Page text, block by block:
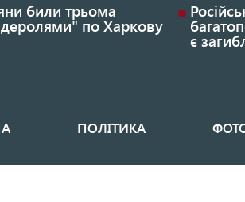
били трьома
по Харкову
є
ПОЛІТИКА